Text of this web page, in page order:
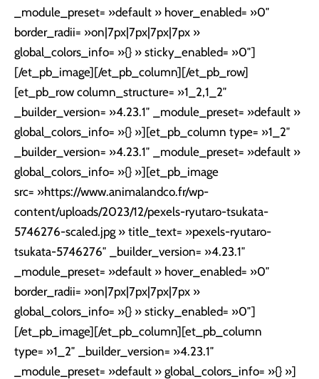
_module_preset= »default » hover_enabled= »0″
border_radii= »on|7px|7px|7px|7px »
global_colors_info= »{} » sticky_enabled= »0″]
[/et_pb_image][/et_pb_column][/et_pb_row]
[et_pb_row column_structure= »1_2,1_2″
_builder_version= »4.23.1″ _module_preset= »default »
global_colors_info= »{} »][et_pb_column type= »1_2″
_builder_version= »4.23.1″ _module_preset= »default »
global_colors_info= »{} »][et_pb_image
src= »https://www.animalandco.fr/wp-
content/uploads/2023/12/pexels-ryutaro-tsukata-
5746276-scaled.jpg » title_text= »pexels-ryutaro-
tsukata-5746276″ _builder_version= »4.23.1″
_module_preset= »default » hover_enabled= »0″
border_radii= »on|7px|7px|7px|7px »
global_colors_info= »{} » sticky_enabled= »0″]
[/et_pb_image][/et_pb_column][et_pb_column
type= »1_2″ _builder_version= »4.23.1″
_module_preset= »default » global_colors_info= »{} »]